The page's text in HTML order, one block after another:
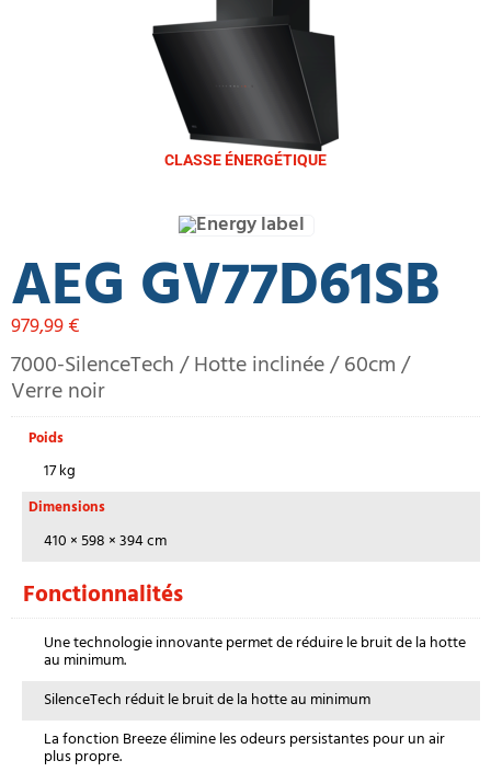
CLASSE ÉNERGÉTIQUE
AEG GV77D61SB
979,99€
7000-SilenceTech / Hotte inclinée / 60cm /
Verre noir
Poids
17 kg
Dimensions
410 × 598 × 394 cm
Fonctionnalités
Une technologie innovante permet de réduire le bruit de la hotte
au minimum.
SilenceTech réduit le bruit de la hotte au minimum
La fonction Breeze élimine les odeurs persistantes pour un air
plus propre.